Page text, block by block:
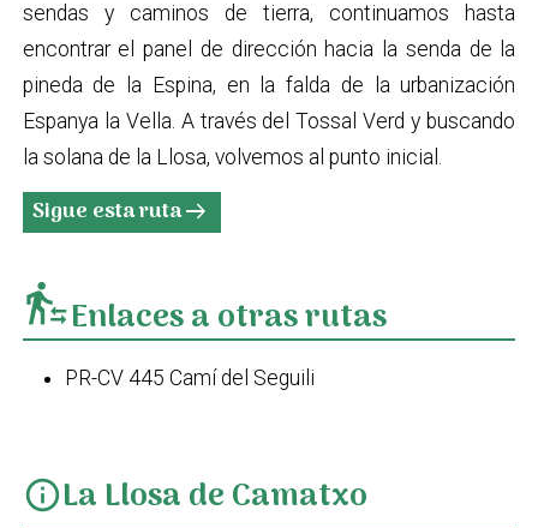
sendas y caminos de tierra, continuamos hasta
encontrar el panel de dirección hacia la senda de la
pineda de la Espina, en la falda de la urbanización
Espanya la Vella. A través del Tossal Verd y buscando
la solana de la Llosa, volvemos al punto inicial.
Sigue esta rutaarrow_right_alt
transfer_within_a_stationEnlaces a otras rutas
PR-CV 445 Camí del Seguili
infoLa Llosa de Camatxo